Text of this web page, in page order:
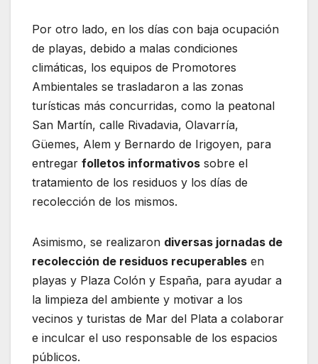
Por otro lado, en los días con baja ocupación
de playas, debido a malas condiciones
climáticas, los equipos de Promotores
Ambientales se trasladaron a las zonas
turísticas más concurridas, como la peatonal
San Martín, calle Rivadavia, Olavarría,
Güemes, Alem y Bernardo de Irigoyen, para
entregar folletos informativos sobre el
tratamiento de los residuos y los días de
recolección de los mismos.
Asimismo, se realizaron diversas jornadas de
recolección de residuos recuperables en
playas y Plaza Colón y España, para ayudar a
la limpieza del ambiente y motivar a los
vecinos y turistas de Mar del Plata a colaborar
e inculcar el uso responsable de los espacios
públicos.